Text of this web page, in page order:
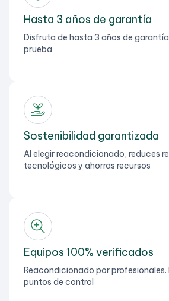
Hasta 3 años de garantía
Disfruta de hasta 3 años de
prueba
Sostenibilidad garantizada
Al elegir reacondicionado, reduces
tecnológicos y ahorras recursos
Equipos 100% verificados
Reacondicionado por profesionales.
puntos de control